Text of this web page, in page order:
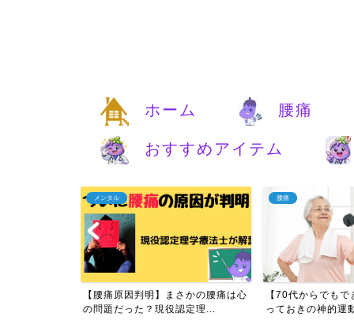
ホーム 腰痛
おすすめアイテム
メンタル
【腰痛原因判明】まさかの腰痛は心
の問題だった？現役認定理...
腰痛
【70代からでもで
っておきの神的運